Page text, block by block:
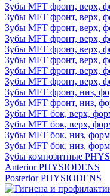
Зубы MFT фронт, верх,
Зубы MFT фронт, верх,
Зубы MFT фронт, верх,
Зубы MFT фронт, верх,
Зубы MFT фронт, верх,
Зубы MFT фронт, верх,
Зубы MFT фронт, верх,
Зубы MFT фронт, верх,
Зубы MFT фронт, низ,
Зубы MFT фронт, низ,
Зубы MFT бок, верх,
Зубы MFT бок, верх,
Зубы MFT бок, низ,
Зубы MFT бок, низ,
Зубы композитные
Anterior PHYSIODENS
Posterior PHYSIODENS